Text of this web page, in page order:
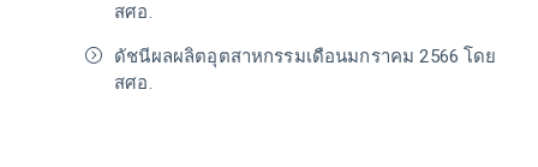
สศอ.
ดัชนีผลผลิตอุตสาหกรรมเดือนมกราคม 2566 โดย
สศอ.